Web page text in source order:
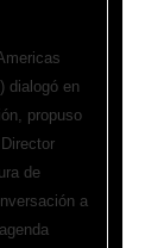
dialogó en
propuso
de
a